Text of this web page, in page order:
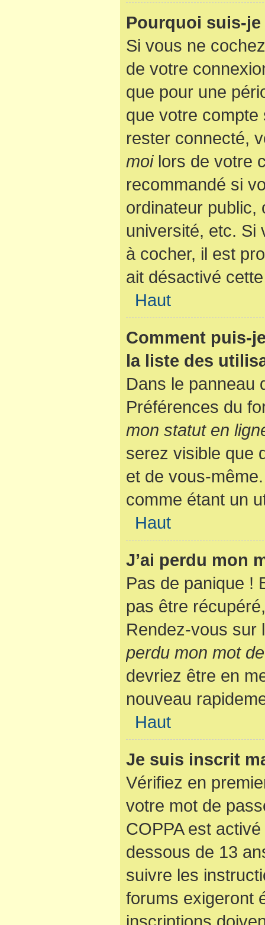
Pourquoi suis-
Si vous ne
de votre
que pour une
que votre compte
rester connecté,
moilors de votre
recommandé si
ordinateur public,
université, etc. Si
à cocher, il est
ait désactivé
Haut
Comment puis-
la liste des
Dans le panneau
Préférences du
mon statut en
serez visible que
et de vous-
comme étant un
Haut
J’ai perdu mon
Pas de panique !
pas être
Rendez-vous sur
perdu mon mot
devriez être en
nouveau
Haut
Je suis inscrit
Vérifiez en
votre mot de
COPPA est
dessous de 13
suivre les
forums exigeront